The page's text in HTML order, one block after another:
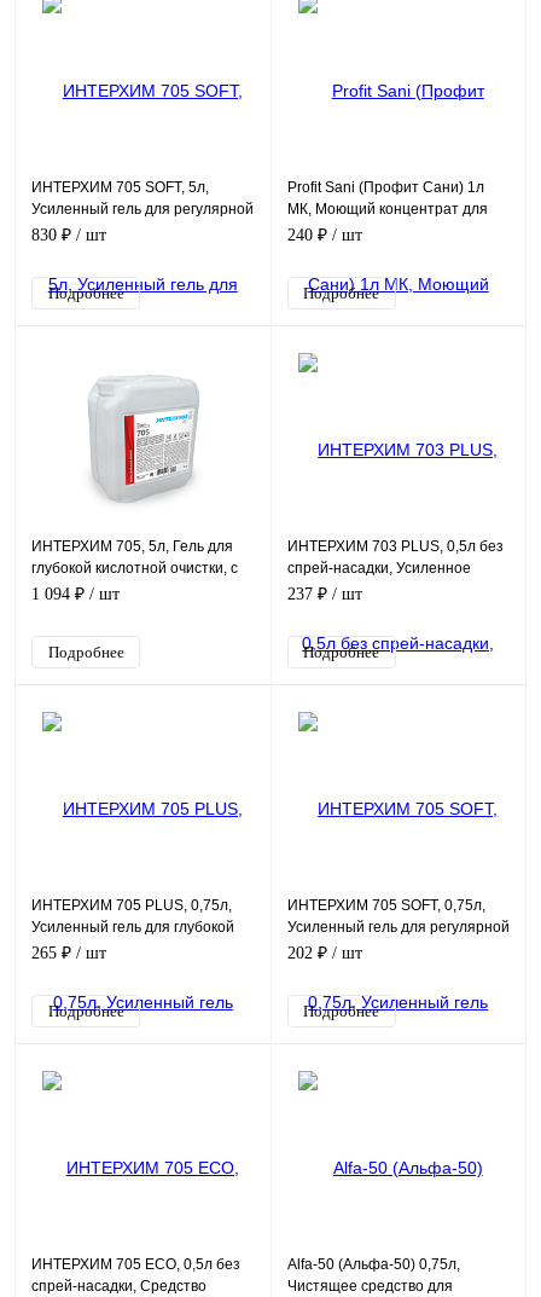
ИНТЕРХИМ 705 SOFT, 5л,
Усиленный гель для регулярной
очистки поверхностей в
830 ₽ / шт
Подробнее
Profit Sani (Профит Сани) 1л
МК, Моющий концентрат для
сантехники
240 ₽ / шт
Подробнее
ИНТЕРХИМ 705, 5л, Гель для
глубокой кислотной очистки, с
защитным эффектом
1 094 ₽ / шт
Подробнее
ИНТЕРХИМ 703 PLUS, 0,5л без
спрей-насадки, Усиленное
средство очистки поверхностей
237 ₽ / шт
Подробнее
ИНТЕРХИМ 705 PLUS, 0,75л,
Усиленный гель для глубокой
кислотной очистки, с защитным
265 ₽ / шт
Подробнее
ИНТЕРХИМ 705 SOFT, 0,75л,
Усиленный гель для регулярной
очистки поверхностей в
202 ₽ / шт
Подробнее
ИНТЕРХИМ 705 ECO, 0,5л без
спрей-насадки, Средство
Alfa-50 (Альфа-50) 0,75л,
Чистящее средство для